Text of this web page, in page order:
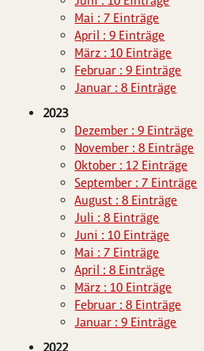
Mai : 7 Einträge
April : 9 Einträge
März : 10 Einträge
Februar : 9 Einträge
Januar : 8 Einträge
2023
Dezember : 9 Einträge
November : 8 Einträge
Oktober : 12 Einträge
September : 7 Einträge
August : 8 Einträge
Juli : 8 Einträge
Juni : 10 Einträge
Mai : 7 Einträge
April : 8 Einträge
März : 10 Einträge
Februar : 8 Einträge
Januar : 9 Einträge
2022